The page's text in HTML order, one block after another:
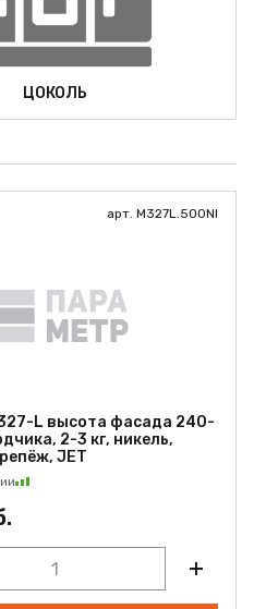
ЦОКОЛЬ
арт. M327L.500NI
L высота фасада 240-
2-3 кг, никель,
JET